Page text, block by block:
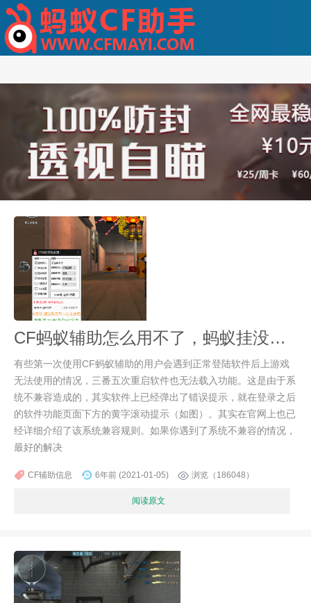
CF蚂蚁辅助怎么用不了，蚂蚁挂没效果的常见原因详解
有些第一次使用CF蚂蚁辅助的用户会遇到正常登陆软件后上游戏
无法使用的情况，三番五次重启软件也无法载入功能。这是由于系
统不兼容造成的，其实软件上已经弹出了错误提示，就在登录之后
的软件功能页面下方的黄字滚动提示（如图）。其实在官网上也已
经详细介绍了该系统兼容规则。如果你遇到了系统不兼容的情况，
最好的解决
CF辅助信息 6年前 (2021-01-05) 浏览（186048）
阅读原文